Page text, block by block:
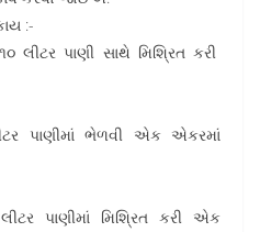
:-
લીટર પાણી સાથે મિશ્રિત કરી
પાણીમાં ભેળવી એક એકરમાં
પાણીમાં મિશ્રિત કરી એક